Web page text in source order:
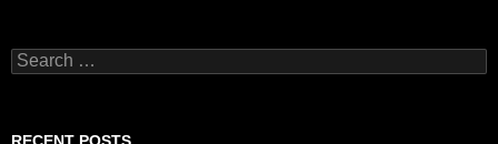
Search
for:
RECENT POSTS